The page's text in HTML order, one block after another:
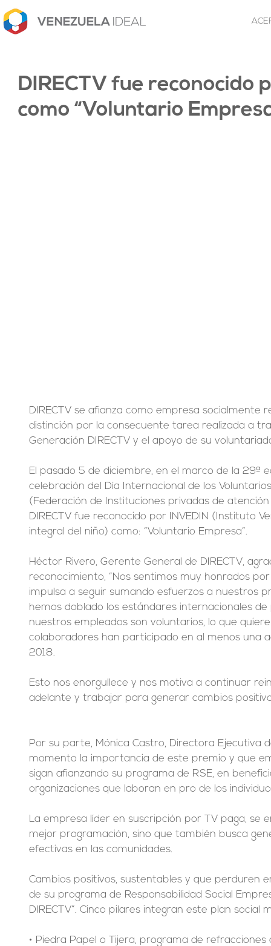
DIRECTV fue reconocido
como “Voluntario
DIRECTV se afianza como empresa socialmente
distinción por la consecuente tarea realizada a
Generación DIRECTV y el apoyo de su
El pasado 5 de diciembre, en el marco de la 29ª
celebración del Día Internacional de los
(Federación de Instituciones privadas de
DIRECTV fue reconocido por INVEDIN (Instituto
integral del niño) como: “Voluntario Empresa”.
Héctor Rivero, Gerente General de DIRECTV,
reconocimiento, “Nos sentimos muy honrados
impulsa a seguir sumando esfuerzos a nuestros
hemos doblado los estándares internacionales
nuestros empleados son voluntarios, lo que
colaboradores han participado en al menos una
2018.
Esto nos enorgullece y nos motiva a continuar
adelante y trabajar para generar cambios
Por su parte, Mónica Castro, Directora Ejecutiva
momento la importancia de este premio y que
sigan afianzando su programa de RSE, en
organizaciones que laboran en pro de los
La empresa líder en suscripción por TV paga, se
mejor programación, sino que también busca
efectivas en las comunidades.
Cambios positivos, sustentables y que perduren
de su programa de Responsabilidad Social
DIRECTV”. Cinco pilares integran este plan social
• Piedra Papel o Tijera, programa de